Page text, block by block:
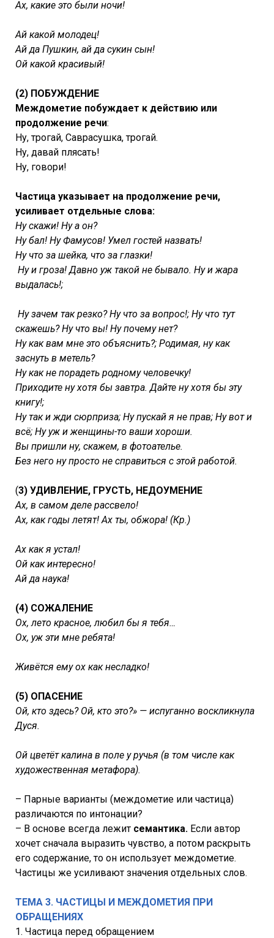
Ах, какие это были ночи!
Ай какой молодец!
Ай да Пушкин, ай да сукин сын!
Ой какой красивый!
(2) ПОБУЖДЕНИЕ
Междометие побуждает к действию или
продолжение речи:
Ну, трогай, Саврасушка, трогай.
Ну, давай плясать!
Ну, говори!
Частица указывает на продолжение речи,
усиливает отдельные слова:
Ну скажи! Ну а он?
Ну бал! Ну Фамусов! Умел гостей назвать!
Ну что за шейка, что за глазки!
Ну и гроза! Давно уж такой не бывало. Ну и жара
выдалась!;
Ну зачем так резко? Ну что за вопрос!; Ну что тут
скажешь? Ну что вы! Ну почему нет?
Ну как вам мне это объяснить?; Родимая, ну как
заснуть в метель?
Ну как не порадеть родному человечку!
Приходите ну хотя бы завтра. Дайте ну хотя бы эту
книгу!;
Ну так и жди сюрприза; Ну пускай я не прав; Ну вот и
всё; Ну уж и женщины-то ваши хороши.
Вы пришли ну, скажем, в фотоателье.
Без него ну просто не справиться с этой работой.
(3) УДИВЛЕНИЕ, ГРУСТЬ, НЕДОУМЕНИЕ
Ах, в самом деле рассвело!
Ах, как годы летят! Ах ты, обжора! (Кр.)
Ах как я устал!
Ой как интересно!
Ай да наука!
(4) СОЖАЛЕНИЕ
Ох, лето красное, любил бы я тебя…
Ох, уж эти мне ребята!
Живётся ему ох как несладко!
(5) ОПАСЕНИЕ
Ой, кто здесь? Ой, кто это?» — испуганно воскликнула
Дуся.
Ой цветёт калина в поле у ручья (в том числе как
художественная метафора).
– Парные варианты (междометие или частица)
различаются по интонации?
– В основе всегда лежит семантика. Если автор
хочет сначала выразить чувство, а потом раскрыть
его содержание, то он использует междометие.
Частицы же усиливают значения отдельных слов.
ТЕМА 3. ЧАСТИЦЫ И МЕЖДОМЕТИЯ ПРИ
ОБРАЩЕНИЯХ
1. Частица перед обращением